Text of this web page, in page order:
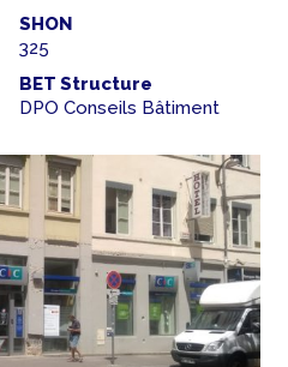
SHON
325
BET Structure
DPO Conseils Bâtiment